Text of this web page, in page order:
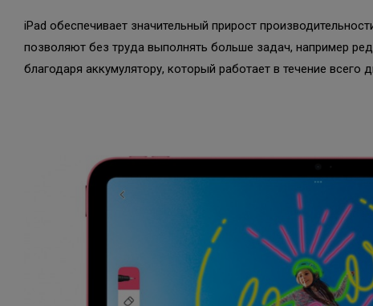
iPad обеспечивает значительный прирост
позволяют без труда выполнять больше задач, например
благодаря аккумулятору, который работает в течение